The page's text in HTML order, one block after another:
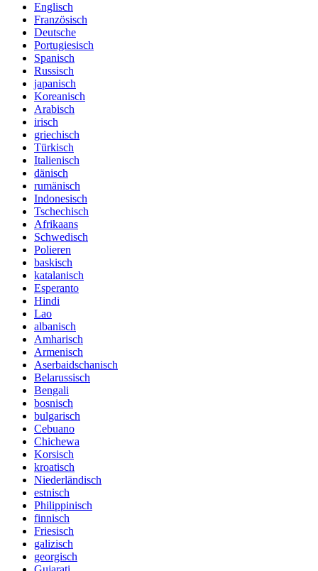
Englisch
Französisch
Deutsche
Portugiesisch
Spanisch
Russisch
japanisch
Koreanisch
Arabisch
irisch
griechisch
Türkisch
Italienisch
dänisch
rumänisch
Indonesisch
Tschechisch
Afrikaans
Schwedisch
Polieren
baskisch
katalanisch
Esperanto
Hindi
Lao
albanisch
Amharisch
Armenisch
Aserbaidschanisch
Belarussisch
Bengali
bosnisch
bulgarisch
Cebuano
Chichewa
Korsisch
kroatisch
Niederländisch
estnisch
Philippinisch
finnisch
Friesisch
galizisch
georgisch